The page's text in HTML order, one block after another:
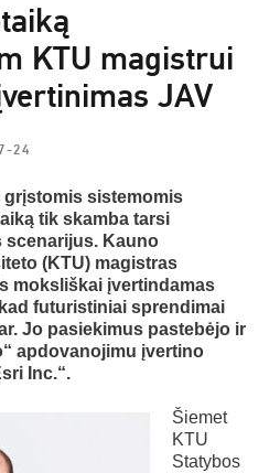
KTU magistrui
JAV
24
grįstomis sistemomis
tik skamba tarsi
scenarijus. Kauno
(KTU) magistras
moksliškai įvertindamas
futuristiniai sprendimai
Jo pasiekimus pastebėjo ir
apdovanojimu įvertino
Inc.“.
Šiemet
KTU
Statybos